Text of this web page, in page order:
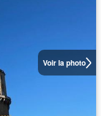
Voir la photo